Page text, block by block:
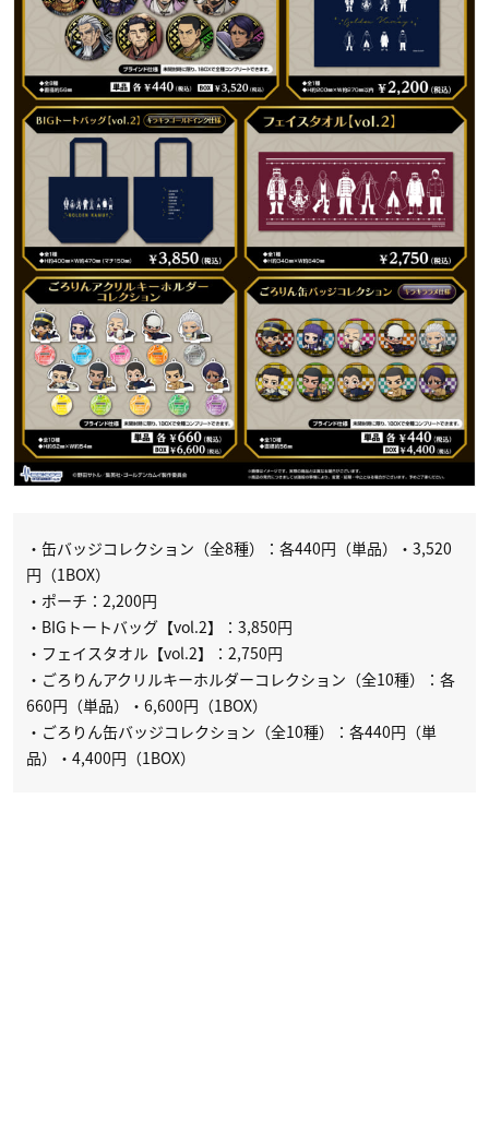
・缶バッジコレクション（全8種）：各440円（単品）・3,520
円（1BOX）
・ポーチ：2,200円
・BIGトートバッグ【vol.2】：3,850円
・フェイスタオル【vol.2】：2,750円
・ごろりんアクリルキーホルダーコレクション（全10種）：各
660円（単品）・6,600円（1BOX）
・ごろりん缶バッジコレクション（全10種）：各440円（単
品）・4,400円（1BOX）